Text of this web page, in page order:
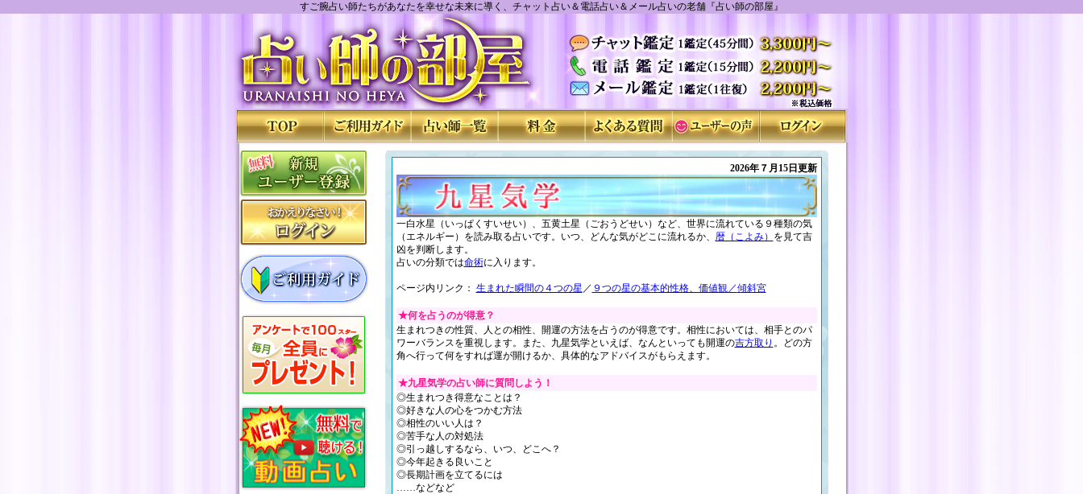
すご腕占い師たちがあなたを幸せな未来に導く、チャット占い＆電話占い＆メール占いの老舗『占い師の部屋』
2026年７月15日更新
一白水星（いっぱくすいせい）、五黄土星（ごおうどせい）など、世界に流れている９種類の気
（エネルギー）を読み取る占いです。いつ、どんな気がどこに流れるか、
暦（こよみ） を見て吉
凶を判断します。
占いの分類では命術に入ります。
ページ内リンク： 生まれた瞬間の４つの星 ／ ９つの星の基本的性格、価値観／傾斜宮
★何を占うのが得意？
生まれつきの性質、人との相性、開運の方法を占うのが得意です。相性においては、相手とのパ
ワーバランスを重視します。また、九星気学といえば、なんといっても開運の吉方取り 。どの方
角へ行って何をすれば運が開けるか、具体的なアドバイスがもらえます。
★九星気学の占い師に質問しよう！
◎生まれつき得意なことは？
◎好きな人の心をつかむ方法
◎相性のいい人は？
◎苦手な人の対処法
◎引っ越しするなら、いつ、どこへ？
◎今年起きる良いこと
◎長期計画を立てるには
……などなど